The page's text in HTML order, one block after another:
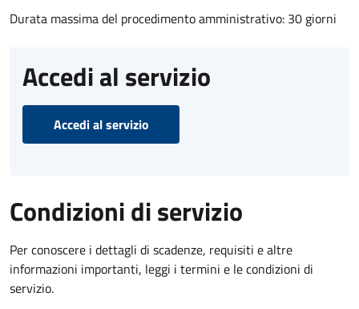
Durata massima del procedimento amministrativo: 30 giorni
Accedi al servizio
Accedi al servizio
Condizioni di servizio
Per conoscere i dettagli di scadenze, requisiti e altre
informazioni importanti, leggi i termini e le condizioni di
servizio.